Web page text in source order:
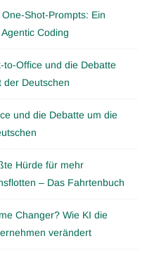
Shot-Prompts: Ein
Coding
to-Office und die Debatte
der Deutschen
und die Debatte um die
Hürde für mehr
– Das Fahrtenbuch
Changer? Wie KI die
verändert